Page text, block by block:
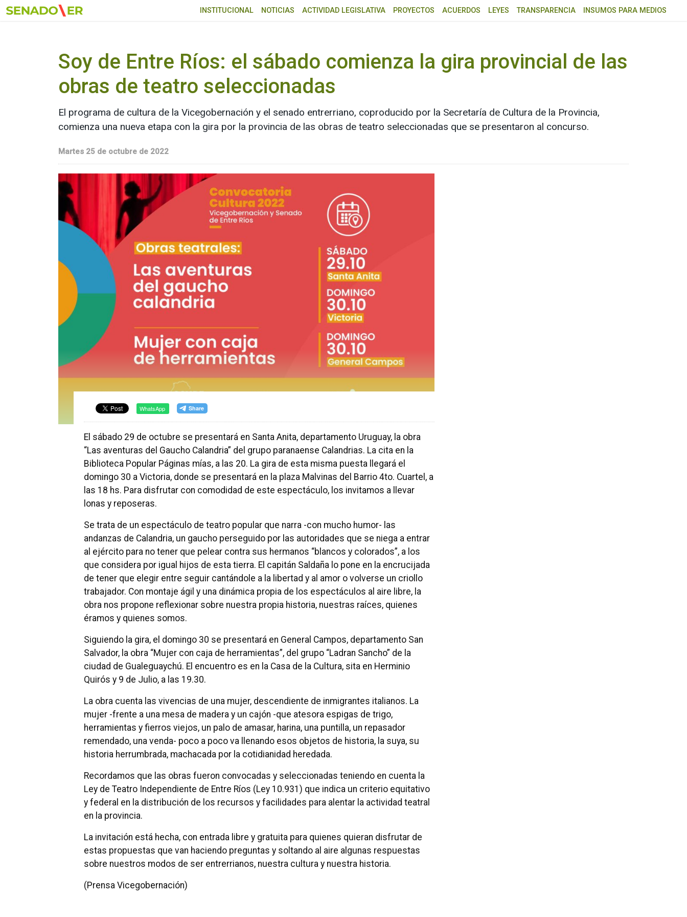
Ir al menú principal
INSTITUCIONAL NOTICIAS ACTIVIDAD LEGISLATIVA PROYECTOS ACUERDOS LEYES TRANSPARENCIA INSUMOS PARA MEDIOS
Soy de Entre Ríos: el sábado comienza la gira provincial de las
obras de teatro seleccionadas
El programa de cultura de la Vicegobernación y el senado entrerriano, coproducido por la Secretaría de Cultura de la Provincia,
comienza una nueva etapa con la gira por la provincia de las obras de teatro seleccionadas que se presentaron al concurso.
Martes 25 de octubre de 2022
WhatsApp
El sábado 29 de octubre se presentará en Santa Anita, departamento Uruguay, la obra
“Las aventuras del Gaucho Calandria” del grupo paranaense Calandrias. La cita en la
Biblioteca Popular Páginas mías, a las 20. La gira de esta misma puesta llegará el
domingo 30 a Victoria, donde se presentará en la plaza Malvinas del Barrio 4to. Cuartel, a
las 18 hs. Para disfrutar con comodidad de este espectáculo, los invitamos a llevar
lonas y reposeras.
Se trata de un espectáculo de teatro popular que narra -con mucho humor- las
andanzas de Calandria, un gaucho perseguido por las autoridades que se niega a entrar
al ejército para no tener que pelear contra sus hermanos “blancos y colorados”, a los
que considera por igual hijos de esta tierra. El capitán Saldaña lo pone en la encrucijada
de tener que elegir entre seguir cantándole a la libertad y al amor o volverse un criollo
trabajador. Con montaje ágil y una dinámica propia de los espectáculos al aire libre, la
obra nos propone reflexionar sobre nuestra propia historia, nuestras raíces, quienes
éramos y quienes somos.
Siguiendo la gira, el domingo 30 se presentará en General Campos, departamento San
Salvador, la obra “Mujer con caja de herramientas”, del grupo “Ladran Sancho” de la
ciudad de Gualeguaychú. El encuentro es en la Casa de la Cultura, sita en Herminio
Quirós y 9 de Julio, a las 19.30.
La obra cuenta las vivencias de una mujer, descendiente de inmigrantes italianos. La
mujer -frente a una mesa de madera y un cajón -que atesora espigas de trigo,
herramientas y fierros viejos, un palo de amasar, harina, una puntilla, un repasador
remendado, una venda- poco a poco va llenando esos objetos de historia, la suya, su
historia herrumbrada, machacada por la cotidianidad heredada.
Recordamos que las obras fueron convocadas y seleccionadas teniendo en cuenta la
Ley de Teatro Independiente de Entre Ríos (Ley 10.931) que indica un criterio equitativo
y federal en la distribución de los recursos y facilidades para alentar la actividad teatral
en la provincia.
La invitación está hecha, con entrada libre y gratuita para quienes quieran disfrutar de
estas propuestas que van haciendo preguntas y soltando al aire algunas respuestas
sobre nuestros modos de ser entrerrianos, nuestra cultura y nuestra historia.
(Prensa Vicegobernación)